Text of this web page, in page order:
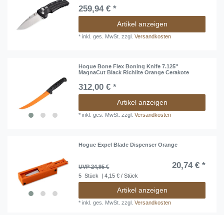
259,94 € *
Artikel anzeigen
*inkl. ges. MwSt. zzgl.Versandkosten
Hogue Bone Flex Boning Knife 7.125"
MagnaCut Black Richlite Orange Cerakote
312,00 € *
Artikel anzeigen
*inkl. ges. MwSt. zzgl.Versandkosten
Hogue Expel Blade Dispenser Orange
UVP 24,95 € 20,74 € *
5 Stück | 4,15 € / Stück
Artikel anzeigen
*inkl. ges. MwSt. zzgl.Versandkosten